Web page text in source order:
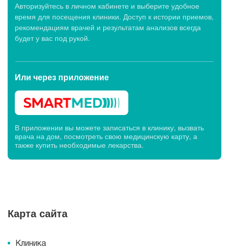
Авторизуйтесь в личном кабинете и выберите удобное
время для посещения клиники. Доступ к истории приемов,
рекомендациям врачей и результатам анализов всегда
будет у вас под рукой.
Или через приложение
В приложении вы можете записаться в клинику, вызвать
врача на дом, посмотреть свою медицинскую карту, а
также купить необходимые лекарства.
Карта сайта
Клиника